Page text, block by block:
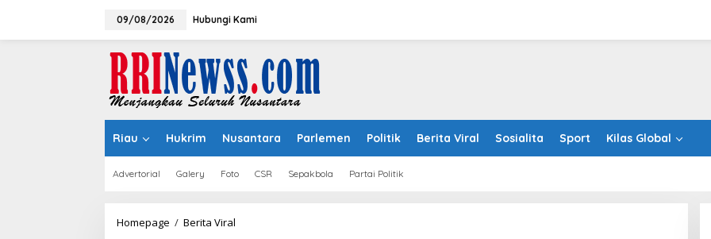
09/08/2026 Hubungi Kami
Riau Hukrim Nusantara Parlemen Politik Berita Viral Sosialita Sport Kilas Global
Advertorial Galery Foto CSR Sepakbola Partai Politik
Homepage / Berita Viral